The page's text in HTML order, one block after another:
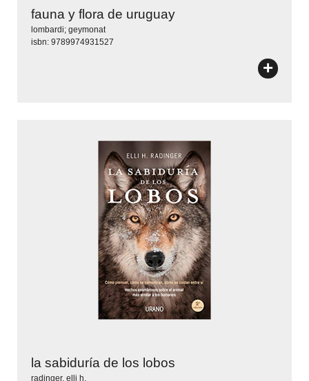
fauna y flora de uruguay
lombardi; geymonat
isbn: 9789974931527
+
la sabiduría de los lobos
radinger, elli h.